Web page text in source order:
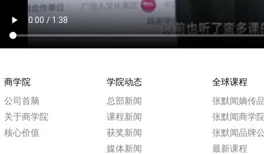
商学院
公司首脑
关于商学院
核心价值
学院动态
总部新闻
课程新闻
获奖新闻
媒体新闻
全球课程
张默闻嫡传
张默闻商学
张默闻品牌
最新课程